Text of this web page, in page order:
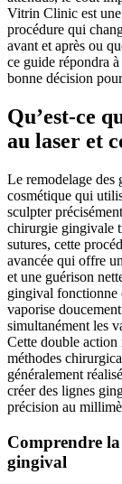
Vitrin Clinic est
procédure qui
avant et après ou
ce guide répondra
bonne décision
Qu’est-ce
au laser et
Le remodelage des
cosmétique qui
sculpter
chirurgie gingivale
sutures, cette
avancée qui offre
et une guérison
gingival fonctionne
vaporise
simultanément les
Cette double action
méthodes
généralement
créer des lignes
précision au
Comprendre
gingival